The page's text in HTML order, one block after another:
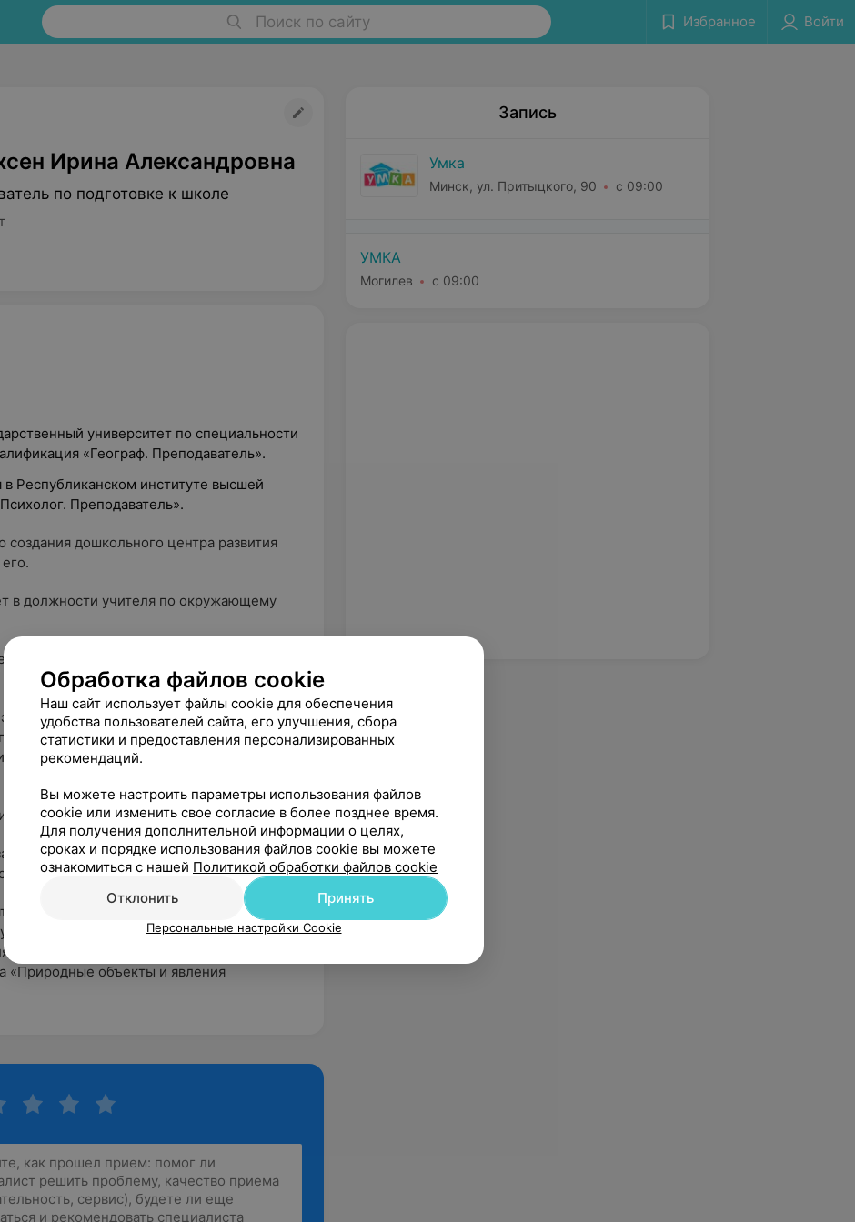
Поиск по сайту Избранное Войти
Ирина Александровна
по подготовке к школе
университет по специальности
«Географ. Преподаватель».
в Республиканском институте высшей
Преподаватель».
создания дошкольного центра развития
в должности учителя по окружающему
центра абсолютно прост — ребёнок
— ребёнок желает с ним
гуманист, основоположник научной
что «сначала – любовь, потом –
интересен и полон открытий!»
с детьми от 5 до 7 лет по
окружающим миром».
центра авторский курс
мира и бережному отношению к
пособия для детей дошкольного и
«Природные объекты и явления
Запись
Умка
Минск, ул. Притыцкого, 90 с 09:00
УМКА
Могилев с 09:00
Обработка файлов cookie
Наш сайт использует файлы cookie для обеспечения
удобства пользователей сайта, его улучшения, сбора
статистики и предоставления персонализированных
рекомендаций.
Вы можете настроить параметры использования файлов
cookie или изменить свое согласие в более позднее время.
Для получения дополнительной информации о целях,
сроках и порядке использования файлов cookie вы можете
ознакомиться с нашей Политикой обработки файлов cookie
Отклонить
Принять
Персональные настройки Cookie